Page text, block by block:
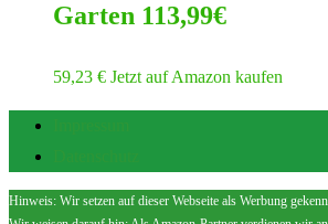
Garten 113,99€
59,23 € Jetzt auf Amazon kaufen
Hinweis: Wir setzen auf dieser Webseite als Werbung